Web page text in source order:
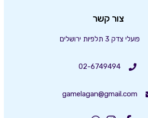
צור קשר
פועלי צדק 3 תלפיות ירושלים
02-6749494
gamelagan@gmail.com